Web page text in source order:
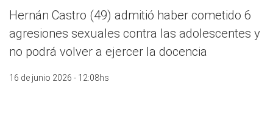
Hernán Castro (49) admitió haber cometido 6
agresiones sexuales contra las adolescentes y
no podrá volver a ejercer la docencia
16 de junio 2026 - 12:08hs